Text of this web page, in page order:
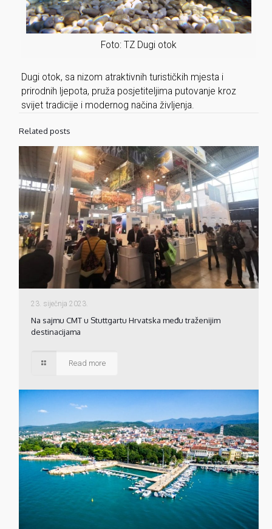
Foto: TZ Dugi otok
Dugi otok, sa nizom atraktivnih turističkih mjesta i
prirodnih ljepota, pruža posjetiteljima putovanje kroz
svijet tradicije i modernog načina življenja.
Related posts
23. siječnja 2023.
Na sajmu CMT u Stuttgartu Hrvatska među traženijim
destinacijama
Read more